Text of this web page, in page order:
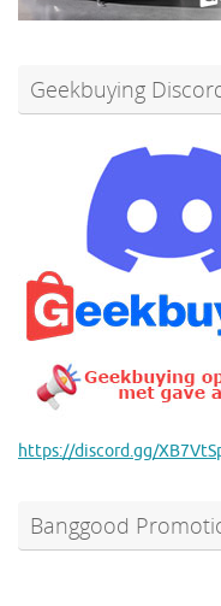
Geekbuying
https://discord.gg/
Banggood